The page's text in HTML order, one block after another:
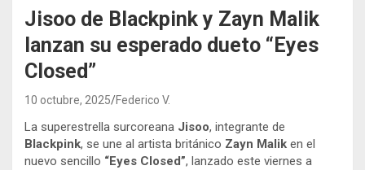
Jisoo de Blackpink y Zayn Malik
lanzan su esperado dueto “Eyes
Closed”
10 octubre, 2025 Federico V.
La superestrella surcoreana Jisoo, integrante de
Blackpink, se une al artista británico Zayn Malik en el
nuevo sencillo “Eyes Closed”, lanzado este viernes a